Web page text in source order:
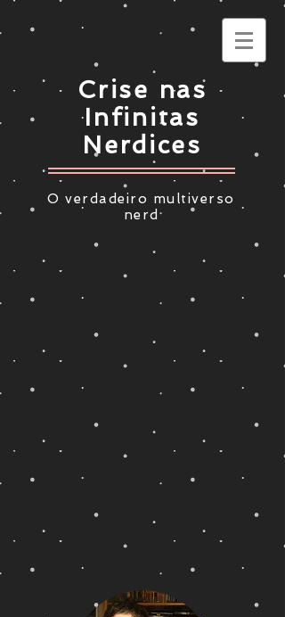
Crise nas
Infinitas
Nerdices
O verdadeiro multiverso
nerd